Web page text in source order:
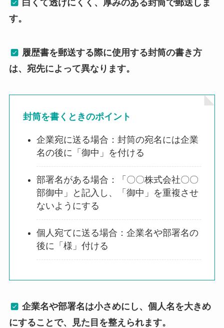
白くて透けにくく、厚みのある封筒で郵送しま
す。
履歴書を郵送する際に使用する封筒の書き方
は、宛先によって異なります。
封筒を書くときのポイント
企業宛に送る場合：封筒の宛名には企業
名の後に「御中」を付ける
部署名がある場合：「〇〇株式会社〇〇
部御中」と記入し、「御中」を重複させ
ないようにする
個人宛てに送る場合：企業名や部署名の
後に「様」付ける
企業名や部署名は小さめにし、個人名を大きめ
にすることで、見た目を整えられます。